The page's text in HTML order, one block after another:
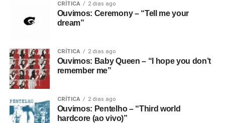
CRÍTICA 2 dias ago
Ouvimos: Ceremony – “Tell me your
dream”
CRÍTICA 2 dias ago
Ouvimos: Baby Queen – “I hope you don’t
remember me”
CRÍTICA 2 dias ago
Ouvimos: Pentelho – “Third world
hardcore (ao vivo)”